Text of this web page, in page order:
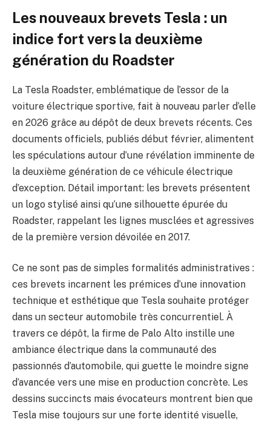
Les nouveaux brevets Tesla : un
indice fort vers la deuxième
génération du Roadster
La Tesla Roadster, emblématique de l’essor de la
voiture électrique sportive, fait à nouveau parler d’elle
en 2026 grâce au dépôt de deux brevets récents. Ces
documents officiels, publiés début février, alimentent
les spéculations autour d’une révélation imminente de
la deuxième génération de ce véhicule électrique
d’exception. Détail important: les brevets présentent
un logo stylisé ainsi qu’une silhouette épurée du
Roadster, rappelant les lignes musclées et agressives
de la première version dévoilée en 2017.
Ce ne sont pas de simples formalités administratives :
ces brevets incarnent les prémices d’une innovation
technique et esthétique que Tesla souhaite protéger
dans un secteur automobile très concurrentiel. À
travers ce dépôt, la firme de Palo Alto instille une
ambiance électrique dans la communauté des
passionnés d’automobile, qui guette le moindre signe
d’avancée vers une mise en production concrète. Les
dessins succincts mais évocateurs montrent bien que
Tesla mise toujours sur une forte identité visuelle,